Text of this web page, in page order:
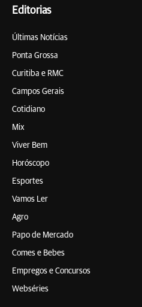
Editorias
Últimas Notícias
Ponta Grossa
Curitiba e RMC
Campos Gerais
Cotidiano
Mix
Viver Bem
Horóscopo
Esportes
Vamos Ler
Agro
Papo de Mercado
Comes e Bebes
Empregos e Concursos
Webséries